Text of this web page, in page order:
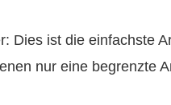
Dies ist die einfachste
nur eine begrenzte